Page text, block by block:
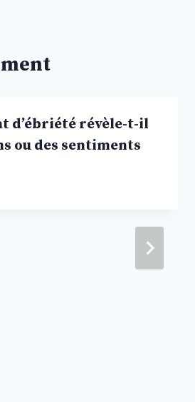
d’ébriété révèle-t-il
ou des sentiments